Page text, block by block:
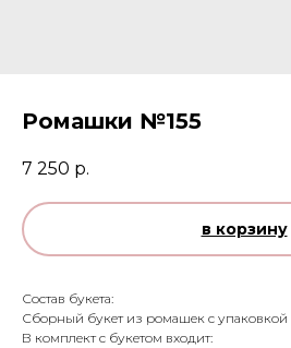
Ромашки №155
7 250 р.
в корзину
Состав букета:
Сборный букет из ромашек с упаковкой
В комплект с букетом входит: